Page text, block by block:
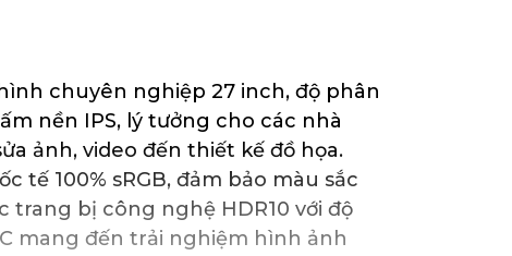
chuyên nghiệp 27 inch, độ phân
nền IPS, lý tưởng cho các nhà
ảnh, video đến thiết kế đồ họa.
tế 100% sRGB, đảm bảo màu sắc
trang bị công nghệ HDR10 với độ
mang đến trải nghiệm hình ảnh